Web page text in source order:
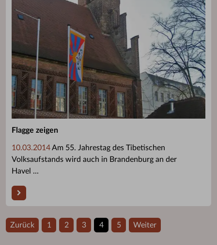
Flagge zeigen
10.03.2014Am 55. Jahrestag des Tibetischen
Volksaufstands wird auch in Brandenburg an der
Havel ...
Zurück 1 2 3 4 5 Weiter